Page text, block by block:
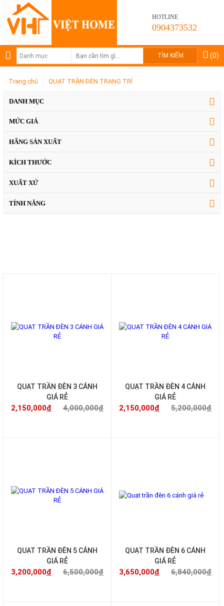
HOTLINE
0904373532
(0)
Trang chủ QUẠT TRẦN ĐÈN TRANG TRÍ
DANH MỤC
MỨC GIÁ
HÃNG SẢN XUẤT
KÍCH THƯỚC
XUẤT XỨ
TÍNH NĂNG
QUẠT TRẦN ĐÈN 3 CÁNH
GIÁ RẺ
2,150,000đ 4,000,000đ
QUẠT TRẦN ĐÈN 4 CÁNH
GIÁ RẺ
2,150,000đ 5,200,000đ
QUẠT TRẦN ĐÈN 5 CÁNH
GIÁ RẺ
3,200,000đ 6,500,000đ
QUẠT TRẦN ĐÈN 6 CÁNH
GIÁ RẺ
3,650,000đ 6,840,000đ